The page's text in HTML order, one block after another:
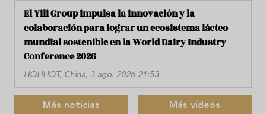
El Yili Group impulsa la innovación y la
colaboración para lograr un ecosistema lácteo
mundial sostenible en la World Dairy Industry
Conference 2026
HOHHOT, China, 3 ago. 2026 21:53
Más noticias Más videos